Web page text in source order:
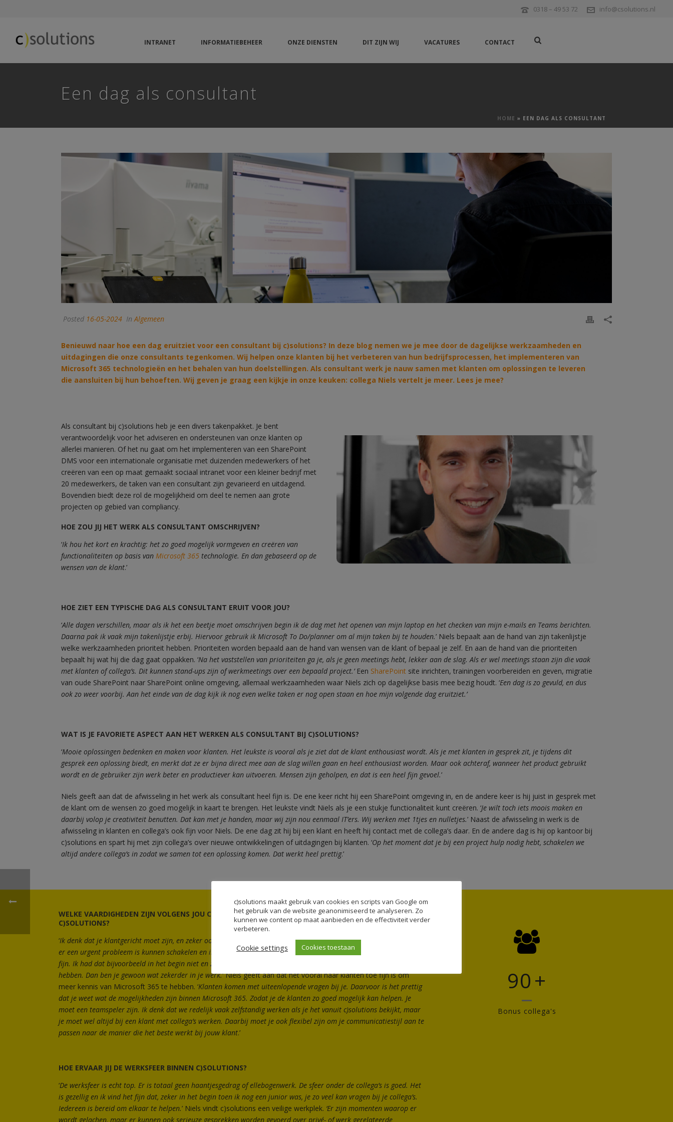
0318 – 49 53 72 info@csolutions.nl
INTRANET INFORMATIEBEHEER ONZE DIENSTEN DIT ZIJN WIJ VACATURES CONTACT
Een dag als consultant
HOME » EEN DAG ALS CONSULTANT
Posted 16-05-2024 InAlgemeen
Benieuwd naar hoe een dag eruitziet voor een consultant bij c)solutions? In deze blog nemen we je mee door de dagelijkse werkzaamheden en
uitdagingen die onze consultants tegenkomen. Wij helpen onze klanten bij het verbeteren van hun bedrijfsprocessen, het implementeren van
Microsoft 365 technologieën en het behalen van hun doelstellingen. Als consultant werk je nauw samen met klanten om oplossingen te leveren
die aansluiten bij hun behoeften. Wij geven je graag een kijkje in onze keuken: collega Niels vertelt je meer. Lees je mee?
Als consultant bij c)solutions heb je een divers takenpakket. Je bent
verantwoordelijk voor het adviseren en ondersteunen van onze klanten op
allerlei manieren. Of het nu gaat om het implementeren van een SharePoint
DMS voor een internationale organisatie met duizenden medewerkers of het
creëren van een op maat gemaakt sociaal intranet voor een kleiner bedrijf met
20 medewerkers, de taken van een consultant zijn gevarieerd en uitdagend.
Bovendien biedt deze rol de mogelijkheid om deel te nemen aan grote
projecten op gebied van compliancy.
HOE ZOU JIJ HET WERK ALS CONSULTANT OMSCHRIJVEN?
‘Ik hou het kort en krachtig: het zo goed mogelijk vormgeven en creëren van
functionaliteiten op basis van Microsoft 365 technologie. En dan gebaseerd op de
wensen van de klant.’
NIELS - CONSULTANT
Ik ben Niels Verschoor, 32 jaar, en 6 jaar werkzaam als consultant bij
solutions
. Ik ben begonnen als SharePoint consultant en inmiddels
uitgegroeid tot
allround Micro
soft 365 consultant.
HOE ZIET EEN TYPISCHE DAG ALS CONSULTANT ERUIT VOOR JOU?
‘Alle dagen verschillen, maar als ik het een beetje moet omschrijven begin ik de dag met het openen van mijn laptop en het checken van mijn e-mails en Teams berichten.
Daarna pak ik vaak mijn takenlijstje erbij. Hiervoor gebruik ik Microsoft To Do/planner om al mijn taken bij te houden.’ Niels bepaalt aan de hand van zijn takenlijstje
welke werkzaamheden prioriteit hebben. Prioriteiten worden bepaald aan de hand van wensen van de klant of bepaal je zelf. En aan de hand van die prioriteiten
bepaalt hij wat hij die dag gaat oppakken. ‘Na het vaststellen van prioriteiten ga je, als je geen meetings hebt, lekker aan de slag. Als er wel meetings staan zijn die vaak
met klanten of collega’s. Dit kunnen stand-ups zijn of werkmeetings over een bepaald project.’Een SharePoint site inrichten, trainingen voorbereiden en geven, migratie
van oude SharePoint naar SharePoint online omgeving, allemaal werkzaamheden waar Niels zich op dagelijkse basis mee bezig houdt. ‘Een dag is zo gevuld, en dus
ook zo weer voorbij. Aan het einde van de dag kijk ik nog even welke taken er nog open staan en hoe mijn volgende dag eruitziet.’
WAT IS JE FAVORIETE ASPECT AAN HET WERKEN ALS CONSULTANT BIJ C)SOLUTIONS?
‘Mooie oplossingen bedenken en maken voor klanten. Het leukste is vooral als je ziet dat de klant enthousiast wordt. Als je met klanten in gesprek zit, je tijdens dit
gesprek een oplossing biedt, en merkt dat ze er bijna direct mee aan de slag willen gaan en heel enthousiast worden. Maar ook achteraf, wanneer het product gebruikt
wordt en de gebruiker zijn werk beter en productiever kan uitvoeren. Mensen zijn geholpen, en dat is een heel fijn gevoel.’
Niels geeft aan dat de afwisseling in het werk als consultant heel fijn is. De ene keer richt hij een SharePoint omgeving in, en de andere keer is hij juist in gesprek met
de klant om de wensen zo goed mogelijk in kaart te brengen. Het leukste vindt Niels als je een stukje functionaliteit kunt creëren. ‘Je wilt toch iets moois maken en
daarbij volop je creativiteit benutten. Dat kan met je handen, maar wij zijn nou eenmaal IT’ers. Wij werken met 1tjes en nulletjes.’ Naast de afwisseling in werk is de
afwisseling in klanten en collega’s ook fijn voor Niels. De ene dag zit hij bij een klant en heeft hij contact met de collega’s daar. En de andere dag is hij op kantoor bij
c)solutions en spart hij met zijn collega’s over nieuwe ontwikkelingen of uitdagingen bij klanten. ‘Op het moment dat je bij een project hulp nodig hebt, schakelen we
altijd andere collega’s in zodat we samen tot een oplossing komen. Dat werkt heel prettig.’
WELKE VAARDIGHEDEN ZIJN VOLGENS JOU CRUCIAAL VOOR HET SUCCES VAN EEN CONSULTANT BIJ
C)SOLUTIONS?
‘Ik denk dat je klantgericht moet zijn, en zeker ook flexibel. Als je meerdere klanten hebt, moet je op het moment dat
er een urgent probleem is kunnen schakelen en inspringen waar nodig. Daarnaast is goede Microsoft 365 kennis
fijn. Ik had dat bijvoorbeeld in het begin niet en zei vaak in gesprekken: het zou zo fijn zijn om meer kennis te
hebben. Dan ben je gewoon wat zekerder in je werk.‘ Niels geeft aan dat het vooral naar klanten toe fijn is om
meer kennis van Microsoft 365 te hebben. ‘Klanten komen met uiteenlopende vragen bij je. Daarvoor is het prettig
dat je weet wat de mogelijkheden zijn binnen Microsoft 365. Zodat je de klanten zo goed mogelijk kan helpen. Je
moet een teamspeler zijn. Ik denk dat we redelijk vaak zelfstandig werken als je het vanuit c)solutions bekijkt, maar
je moet wel altijd bij een klant met collega’s werken. Daarbij moet je ook flexibel zijn om je communicatiestijl aan te
passen naar de manier die het beste werkt bij jouw klant.’
HOE ERVAAR JIJ DE WERKSFEER BINNEN C)SOLUTIONS?
‘De werksfeer is echt top. Er is totaal geen haantjesgedrag of ellebogenwerk. De sfeer onder de collega’s is goed. Het
is gezellig en ik vind het fijn dat, zeker in het begin toen ik nog een junior was, je zo veel kan vragen bij je collega’s.
Iedereen is bereid om elkaar te helpen.’ Niels vindt c)solutions een veilige werkplek. ‘Er zijn momenten waarop er
wordt gelachen, maar er kunnen ook serieuze gesprekken worden gevoerd over privé- of werk gerelateerde
90+
Bonus collega's
c)solutions maakt gebruik van cookies en scripts van Google om
het gebruik van de website geanonimiseerd te analyseren. Zo
kunnen we content op maat aanbieden en de effectiviteit verder
verbeteren.
Cookie settings Cookies toestaan